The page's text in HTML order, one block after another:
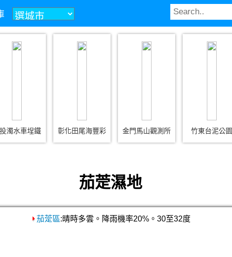
濁水車埕鐵 彰化田尾海豐彩 金門馬山觀測所 竹東台泥公園
茄萣濕地
茄萣區:晴時多雲。降雨機率20%。30至32度